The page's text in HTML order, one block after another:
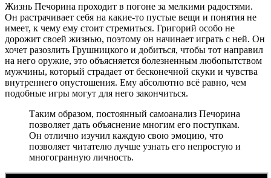
Жизнь Печорина проходит в погоне за мелкими радостями.
Он растрачивает себя на какие-то пустые вещи и понятия не
имеет, к чему ему стоит стремиться. Григорий особо не
дорожит своей жизнью, поэтому он начинает играть с ней. Он
хочет разозлить Грушницкого и добиться, чтобы тот направил
на него оружие, это объясняется болезненным любопытством
мужчины, который страдает от бесконечной скуки и чувства
внутреннего опустошения. Ему абсолютно всё равно, чем
подобные игры могут для него закончиться.
Таким образом, постоянный самоанализ Печорина
позволяет дать объяснение многим его поступкам.
Он отлично изучил каждую свою эмоцию, что
позволяет читателю лучше узнать его непростую и
многогранную личность.